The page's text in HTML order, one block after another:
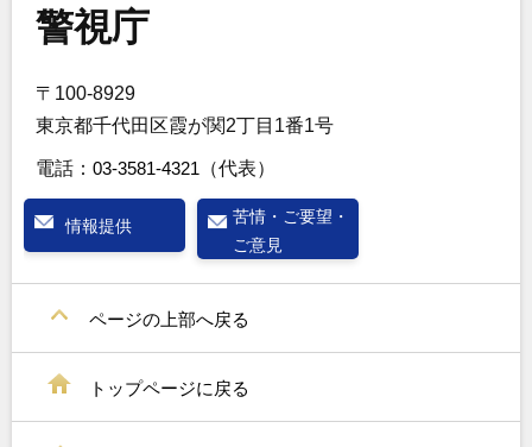
警視庁
〒100-8929
東京都千代田区霞が関2丁目1番1号
電話： 03-3581-4321 （代表）
情報提供
苦情・ご要望・
ご意見
ページの上部へ戻る
トップページに戻る